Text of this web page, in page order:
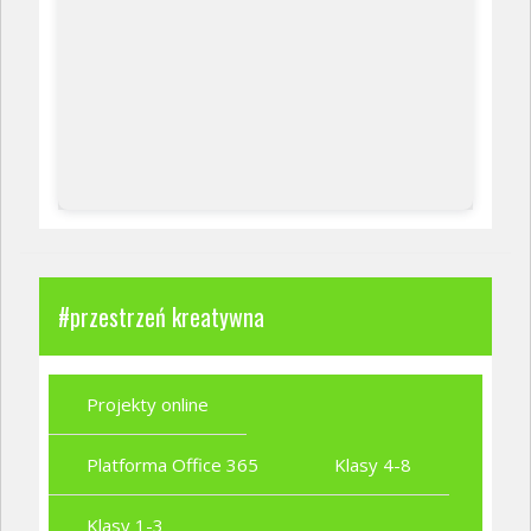
#przestrzeń kreatywna
Projekty online
Platforma Office 365 Klasy 4-8
Klasy 1-3